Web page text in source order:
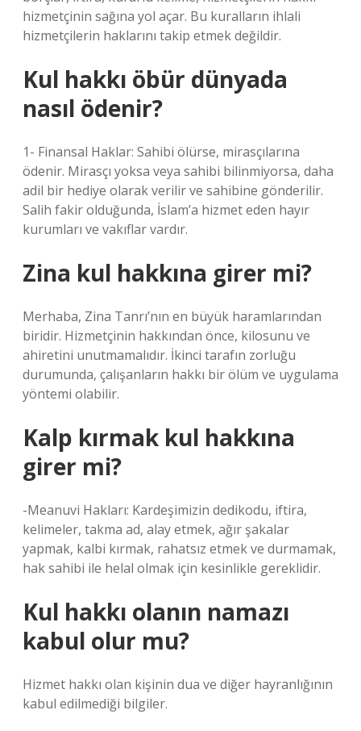
hizmetçinin sağına yol açar. Bu kuralların ihlali
hizmetçilerin haklarını takip etmek değildir.
Kul hakkı öbür dünyada
nasıl ödenir?
1- Finansal Haklar: Sahibi ölürse, mirasçılarına
ödenir. Mirasçı yoksa veya sahibi bilinmiyorsa, daha
adil bir hediye olarak verilir ve sahibine gönderilir.
Salih fakir olduğunda, İslam’a hizmet eden hayır
kurumları ve vakıflar vardır.
Zina kul hakkına girer mi?
Merhaba, Zina Tanrı’nın en büyük haramlarından
biridir. Hizmetçinin hakkından önce, kilosunu ve
ahiretini unutmamalıdır. İkinci tarafın zorluğu
durumunda, çalışanların hakkı bir ölüm ve uygulama
yöntemi olabilir.
Kalp kırmak kul hakkına
girer mi?
-Meanuvi Hakları: Kardeşimizin dedikodu, iftira,
kelimeler, takma ad, alay etmek, ağır şakalar
yapmak, kalbi kırmak, rahatsız etmek ve durmamak,
hak sahibi ile helal olmak için kesinlikle gereklidir.
Kul hakkı olanın namazı
kabul olur mu?
Hizmet hakkı olan kişinin dua ve diğer hayranlığının
kabul edilmediği bilgiler.